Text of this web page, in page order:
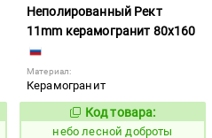
Неполированный Рект
11mm керамогранит 80x160
Материал:
Керамогранит
1115247
Код товара:
небо лесной доброты